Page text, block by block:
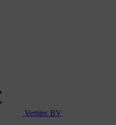
Vertitec BV